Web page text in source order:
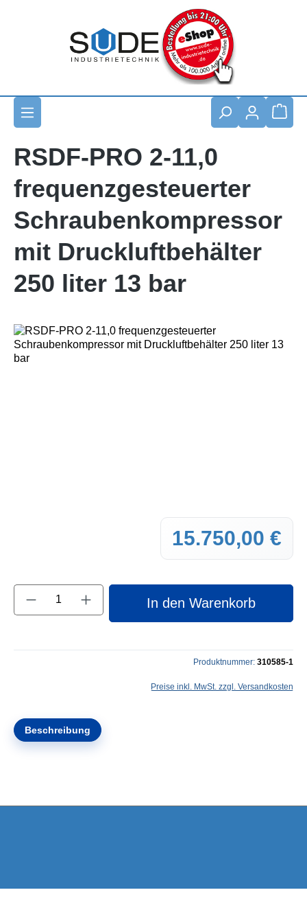
RSDF-PRO 2-11,0
frequenzgesteuerter
Schraubenkompressor
mit Druckluftbehälter
250 liter 13 bar
Bildergalerie überspringen
15.750,00 €
Produkt Anzahl: Gib den gewünschten
In den Warenkorb
Produktnummer: 310585-1
Preise inkl. MwSt. zzgl. Versandkosten
Beschreibung